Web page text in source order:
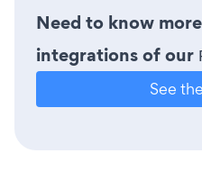
Need to know
integrations of our
See